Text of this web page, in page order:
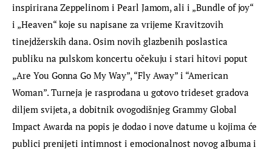
inspirirana Zeppelinom i Pearl Jamom, ali i „Bundle of joy“
i „Heaven“ koje su napisane za vrijeme Kravitzovih
tinejdžerskih dana. Osim novih glazbenih poslastica
publiku na pulskom koncertu očekuju i stari hitovi poput
„Are You Gonna Go My Way”, “Fly Away” i “American
Woman”. Turneja je rasprodana u gotovo trideset gradova
diljem svijeta, a dobitnik ovogodišnjeg Grammy Global
Impact Awarda na popis je dodao i nove datume u kojima će
publici prenijeti intimnost i emocionalnost novog aIbuma i